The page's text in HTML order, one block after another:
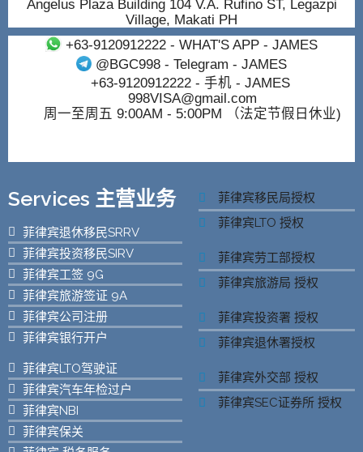
Angelus Plaza Building 104 V.A. Rufino ST, Legazpi
Village, Makati PH
+63-9120912222- WHAT'S APP - JAMES
@BGC998 - Telegram - JAMES
+63-9120912222- 手机 - JAMES
998VISA@gmail.com
周一至周五 9:00AM - 5:00PM （法定节假日休业)
Services 主营业务
菲律宾退休移民SRRV
菲律宾投资移民SIRV
菲律宾工签 9G
菲律宾旅游签证 9A
菲律宾公司注册
菲律宾银行开户
菲律宾LTO驾驶证
菲律宾汽车年检过户
菲律宾NBI
菲律宾保关
菲律宾移民局授权
菲律宾LTO 授权
菲律宾劳工部授权
菲律宾旅游局 授权
菲律宾投资署 授权
菲律宾退休署授权
菲律宾外交部 授权
菲律宾SEC证券所 授权